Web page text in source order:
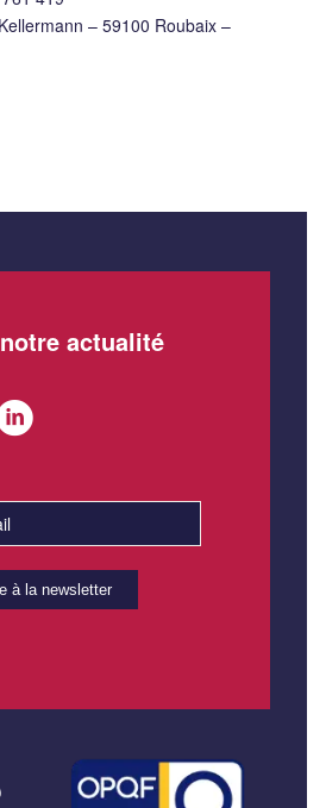
– 59100 Roubaix –
actualité